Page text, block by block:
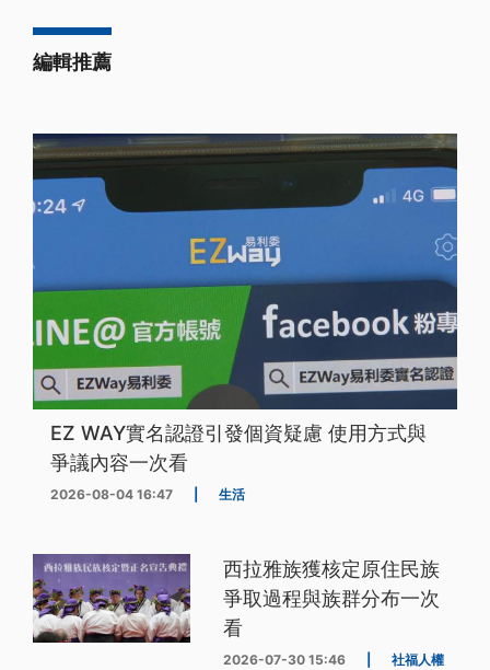
編輯推薦
EZ WAY實名認證引發個資疑慮 使用方式與
爭議內容一次看
2026-08-04 16:47 生活
西拉雅族獲核定原住民族
爭取過程與族群分布一次
看
2026-07-30 15:46 社福人權